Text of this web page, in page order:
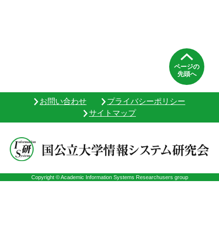
ページの
先頭へ
お問い合わせ
プライバシーポリシー
サイトマップ
Copyright © Academic Information Systems Researchusers group